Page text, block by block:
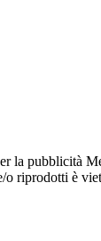
pubblicità
o riprodotti è